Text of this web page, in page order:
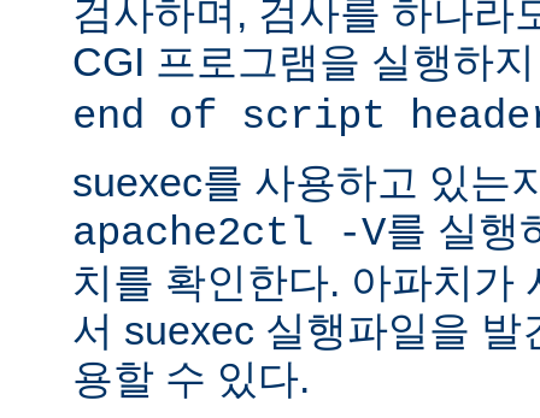
검사하며, 검사를 하나라
CGI 프로그램을 실행하
end of script
suexec를 사용하고 있는
apache2ctl -V를 실행
치를 확인한다. 아파치가
서 suexec 실행파일을 발
용할 수 있다.